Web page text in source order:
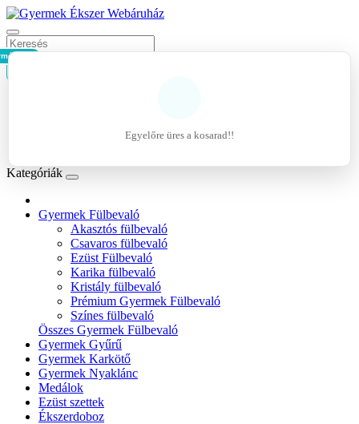
- 0Ft
Egyelőre üres a kosarad!!
Kategóriák
Gyermek Fülbevaló
Akasztós fülbevaló
Csavaros fülbevaló
Ezüst Fülbevaló
Karika fülbevaló
Kristály fülbevaló
Prémium Gyermek Fülbevaló
Színes fülbevaló
Összes Gyermek Fülbevaló
Gyermek Gyűrű
Gyermek Karkötő
Gyermek Nyaklánc
Medálok
Ezüst szettek
Ékszerdoboz